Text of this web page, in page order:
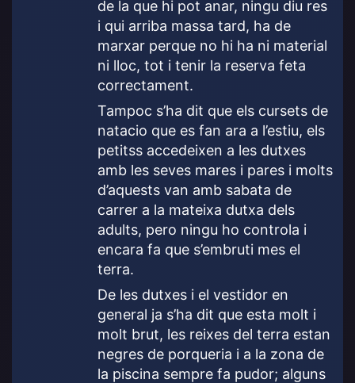
de la que hi pot anar, ningu diu res
i qui arriba massa tard, ha de
marxar perque no hi ha ni material
ni lloc, tot i tenir la reserva feta
correctament.
Tampoc s’ha dit que els cursets de
natacio que es fan ara a l’estiu, els
petitss accedeixen a les dutxes
amb les seves mares i pares i molts
d’aquests van amb sabata de
carrer a la mateixa dutxa dels
adults, pero ningu ho controla i
encara fa que s’embruti mes el
terra.
De les dutxes i el vestidor en
general ja s’ha dit que esta molt i
molt brut, les reixes del terra estan
negres de porqueria i a la zona de
la piscina sempre fa pudor; alguns